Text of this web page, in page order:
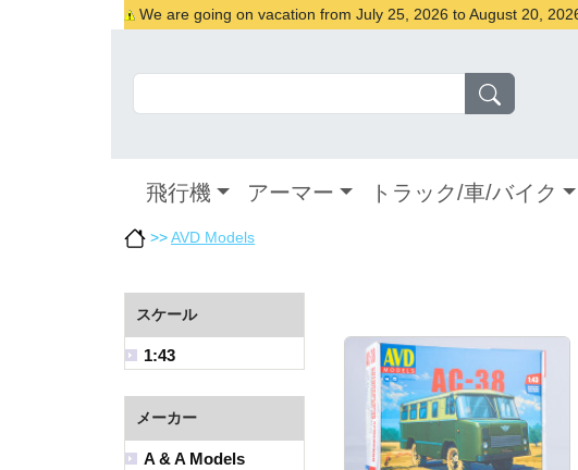
We are going on vacation from July 25, 2026 to August 20,
飛行機 アーマー トラック/車/バイク
>>AVD Models
スケール
1:43
メーカー
A & A Models